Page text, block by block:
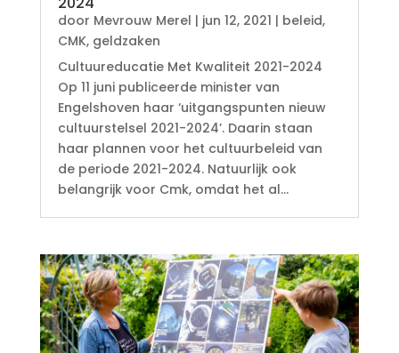
door Mevrouw Merel | jun 12, 2021 | beleid,
CMK, geldzaken
Cultuureducatie Met Kwaliteit 2021-2024
Op 11 juni publiceerde minister van
Engelshoven haar ‘uitgangspunten nieuw
cultuurstelsel 2021-2024’. Daarin staan
haar plannen voor het cultuurbeleid van
de periode 2021-2024. Natuurlijk ook
belangrijk voor Cmk, omdat het al...